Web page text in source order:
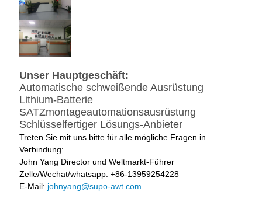
Unser Hauptgeschäft:
Automatische schweißende Ausrüstung
Lithium-Batterie
SATZmontageautomationsausrüstung
Schlüsselfertiger Lösungs-Anbieter
Treten Sie mit uns bitte für alle mögliche Fragen in
Verbindung:
John Yang Director und Weltmarkt-Führer
Zelle/Wechat/whatsapp: +86-13959254228
E-Mail: johnyang@supo-awt.com